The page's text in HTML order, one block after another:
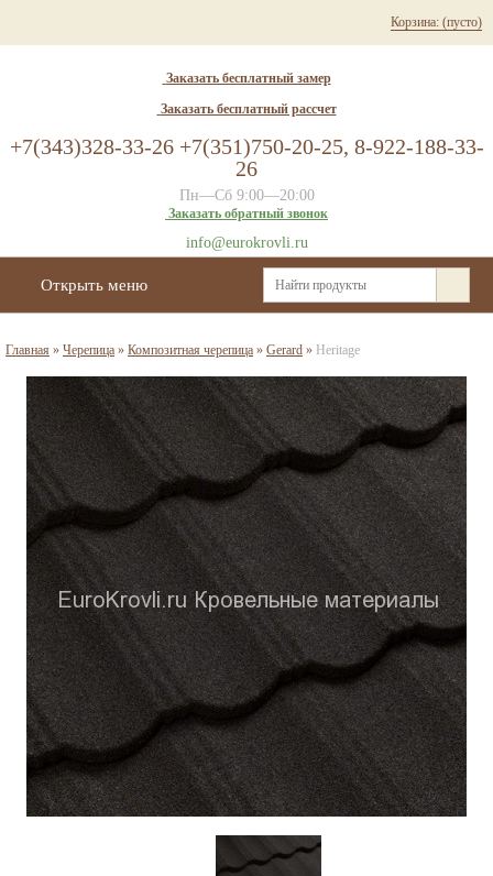
Корзина: (пусто)
Заказать бесплатный замер
Заказать бесплатный рассчет
+7(343)328-33-26 +7(351)750-20-25, 8-922-188-33-
26
Пн—Сб 9:00—20:00
Заказать обратный звонок
info@eurokrovli.ru
Открыть меню
Главная » Черепица » Композитная черепица » Gerard » Heritage